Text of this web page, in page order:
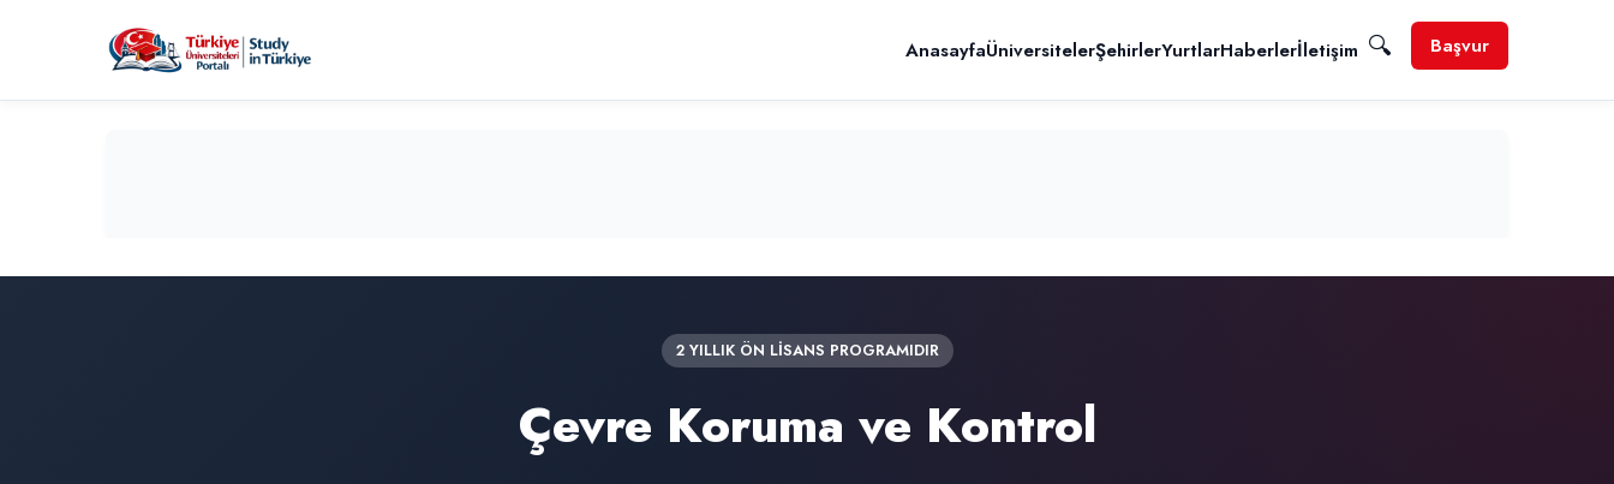
AnasayfaÜniversitelerŞehirlerYurtlarHaberlerİletişim 🔍 Başvur
2 YILLIK ÖN LİSANS PROGRAMIDIR
Çevre Koruma ve Kontrol